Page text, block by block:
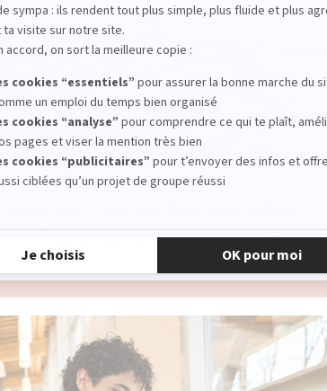
après une formation marketing
digital à Paris ?
read more